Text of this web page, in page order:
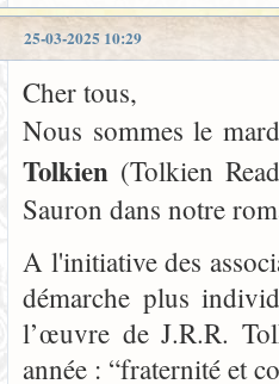
25-03-2025 10:29
Cher tous,
Nous sommes le
Tolkien (Tolkien
Sauron dans notre
A l'initiative des
démarche plus
l’œuvre de J.R.R.
année : “fraternité et